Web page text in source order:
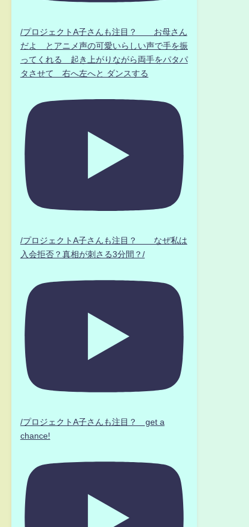
/プロジェクトA子さんも注目？ お母さん
だよ とアニメ声の可愛いらしい声で手を振
ってくれる 起き上がりながら両手をパタパ
タさせて 右へ左へと ダンスする
/プロジェクトA子さんも注目？ なぜ私は
入会拒否？真相が刺さる3分間？/
/プロジェクトA子さんも注目？ get a
chance!